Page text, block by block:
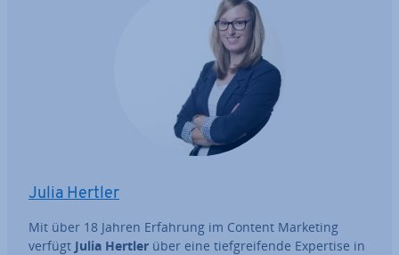
Julia Hertler
Mit über 18 Jahren Erfahrung im Content Marketing
verfügt Julia Hertler über eine tief­grei­fen­de Expertise in